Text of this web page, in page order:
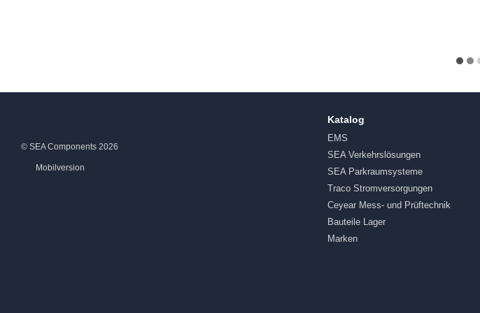
© SEA Components 2026
Mobilversion
Katalog
EMS
SEA Verkehrslösungen
SEA Parkraumsysteme
Traco Stromversorgungen
Ceyear Mess- und Prüftechnik
Bauteile Lager
Marken